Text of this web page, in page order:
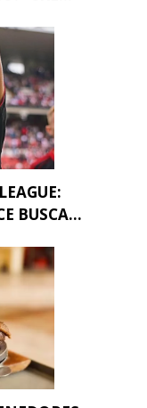
BUSCA...